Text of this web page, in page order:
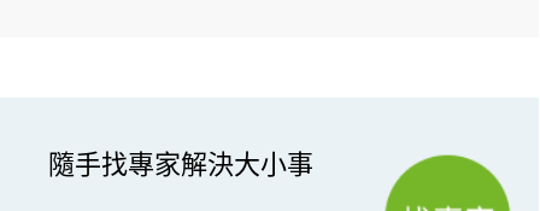
隨手找專家解決大小事